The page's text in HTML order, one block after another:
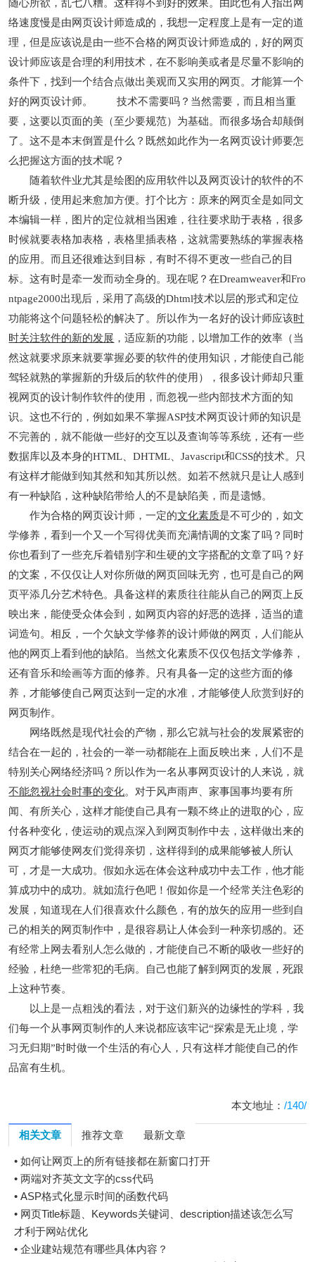
随心所欲，乱七八糟。这样得不到好的效果。由此也有人指出网
络速度慢是由网页设计师造成的，我想一定程度上是有一定的道
理，但是应该说是由一些不合格的网页设计师造成的，好的网页
设计师应该是合理的利用技术，在不影响美或者是尽量不影响的
条件下，找到一个结合点做出美观而又实用的网页。才能算一个
好的网页设计师。 技术不需要吗？当然需要，而且相当重
要，这要以页面的美（至少要规范）为基础。而很多场合却颠倒
了。这不是本末倒置是什么？既然如此作为一名网页设计师要怎
么把握这方面的技术呢？
随着软件业尤其是绘图的应用软件以及网页设计的软件的不
断升级，使用起来愈加方便。打个比方：原来的网页全是如同文
本编辑一样，图片的定位就相当困难，往往要求助于表格，很多
时候就要表格加表格，表格里插表格，这就需要熟练的掌握表格
的应用。而且还很难达到目标，有时不得不更改一些自己的目
标。这有时是牵一发而动全身的。现在呢？在Dreamweaver和Fro
ntpage2000出现后，采用了高级的Dhtml技术以层的形式和定位
功能将这个问题轻松的解决了。所以作为一名好的设计师应该时
时关注软件的新的发展 ，适应新的功能，以增加工作的效率（当
然这就要求原来就要掌握必要的软件的使用知识，才能使自己能
驾轻就熟的掌握新的升级后的软件的使用），很多设计师却只重
视网页的设计制作软件的使用，而忽视一些内部技术方面的知
识。这也不行的，例如如果不掌握ASP技术网页设计师的知识是
不完善的，就不能做一些好的交互以及查询等等系统，还有一些
数据库以及本身的HTML、DHTML、Javascript和CSS的技术。只
有这样才能做到知其然和知其所以然。如若不然就只是让人感到
有一种缺陷，这种缺陷带给人的不是缺陷美，而是遗憾。
作为合格的网页设计师，一定的文化素质是不可少的，如文
学修养，看到一个又一个写得优美而充满情调的文案了吗？同时
你也看到了一些充斥着错别字和生硬的文字搭配的文章了吗？好
的文案，不仅仅让人对你所做的网页回味无穷，也可是自己的网
页平添几分艺术特色。具备这样的素质往往能从自己的网页上反
映出来，能使受众体会到，如网页内容的好恶的选择，适当的遣
词造句。相反，一个欠缺文学修养的设计师做的网页，人们能从
他的网页上看到他的缺陷。当然文化素质不仅仅包括文学修养，
还有音乐和绘画等方面的修养。只有具备一定的这些方面的修
养，才能够使自己网页达到一定的水准，才能够使人欣赏到好的
网页制作。
网络既然是现代社会的产物，那么它就与社会的发展紧密的
结合在一起的，社会的一举一动都能在上面反映出来，人们不是
特别关心网络经济吗？所以作为一名从事网页设计的人来说，就
不能忽视社会时事的变化。对于风声雨声、家事国事均要有所
闻、有所关心，这样才能使自己具有一颗不终止的进取的心，应
付各种变化，使运动的观点深入到网页制作中去，这样做出来的
网页才能够使网友们觉得亲切，这样得到的成果能够被人所认
可，才是一大成功。假如永远在体会这种成功中去工作，他才能
算成功中的成功。就如流行色吧！假如你是一个经常关注色彩的
发展，知道现在人们很喜欢什么颜色，有的放矢的应用一些到自
己的相关的网页制作中，是很容易让人体会到一种亲切感的。还
有经常上网去看别人怎么做的，才能使自己不断的吸收一些好的
经验，杜绝一些常犯的毛病。自己也能了解到网页的发展，死跟
上这种节奏。
以上是一点粗浅的看法，对于这们新兴的边缘性的学科，我
们每一个从事网页制作的人来说都应该牢记“探索是无止境，学
习无归期”时时做一个生活的有心人，只有这样才能使自己的作
品富有生机。
本文地址： /140/
相关文章 推荐文章 最新文章
•如何让网页上的所有链接都在新窗口打开
•两端对齐英文文字的css代码
•ASP格式化显示时间的函数代码
• 网页Title标题、Keywords关键词、description描述该怎么写
才利于网站优化
•企业建站规范有哪些具体内容？